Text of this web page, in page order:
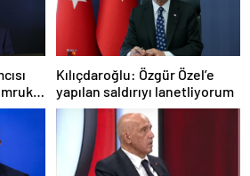
Kılıçdaroğlu: Özgür Özel’e
yapılan saldırıyı lanetliyorum